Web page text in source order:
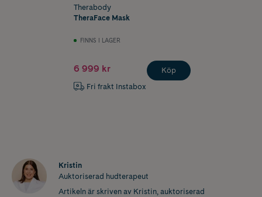
Therabody
TheraFace Mask
FINNS I LAGER
6 999 kr
Fri frakt Instabox
Köp
Kristin
Auktoriserad hudterapeut
Artikeln är skriven av Kristin, auktoriserad